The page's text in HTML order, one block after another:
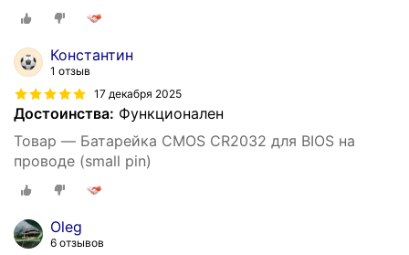
Константин
1 отзыв
17 декабря 2025
Достоинства: Функционален
Товар — Батарейка CMOS CR2032 для BIOS на
проводе (small pin)
Oleg
6 отзывов